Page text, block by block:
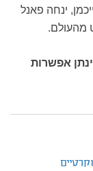
ינחה פאנל
מהעולם.
אפשרות